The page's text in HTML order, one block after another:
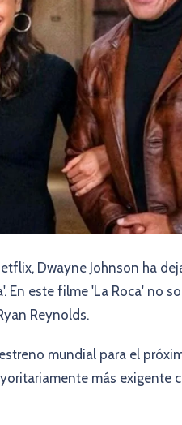
Dwayne Johnson ha
En este filme 'La Roca' no
Reynolds.
mundial para el
más exigente